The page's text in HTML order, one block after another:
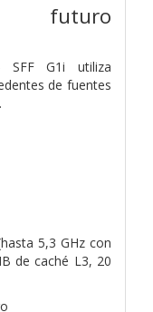
futuro
SFF G1i utiliza
de fuentes
5,3 GHz con
de caché L3, 20